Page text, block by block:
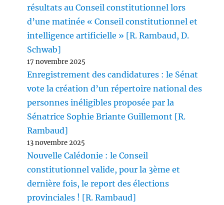
résultats au Conseil constitutionnel lors
d’une matinée « Conseil constitutionnel et
intelligence artificielle » [R. Rambaud, D.
Schwab]
17 novembre 2025
Enregistrement des candidatures : le Sénat
vote la création d’un répertoire national des
personnes inéligibles proposée par la
Sénatrice Sophie Briante Guillemont [R.
Rambaud]
13 novembre 2025
Nouvelle Calédonie : le Conseil
constitutionnel valide, pour la 3ème et
dernière fois, le report des élections
provinciales ! [R. Rambaud]